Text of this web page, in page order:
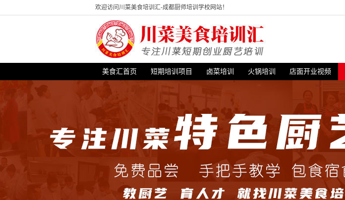
欢迎访问川菜美食培训汇-成都厨师培训学校网站！
美食汇首页 短期培训项目 卤菜培训 火锅培训 店面开业视频